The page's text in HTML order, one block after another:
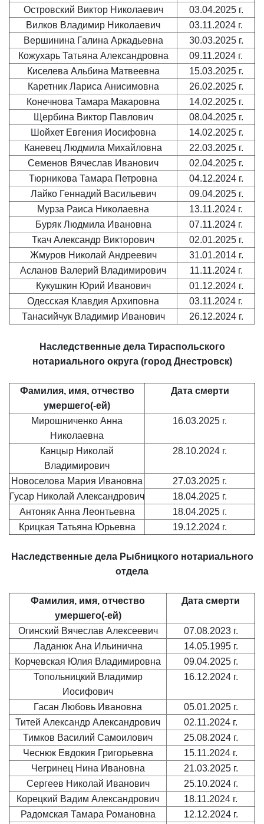
Островский Виктор Николаевич
03.04.2025 г.
Вилков Владимир Николаевич
03.11.2024 г.
Вершинина Галина Аркадьевна
30.03.2025 г.
Кожухарь Татьяна Александровна
09.11.2024 г.
Киселева Альбина Матвеевна
15.03.2025 г.
Каретник Лариса Анисимовна
26.02.2025 г.
Конечнова Тамара Макаровна
14.02.2025 г.
Щербина Виктор Павлович
08.04.2025 г.
Шойхет Евгения Иосифовна
14.02.2025 г.
Каневец Людмила Михайловна
22.03.2025 г.
Семенов Вячеслав Иванович
02.04.2025 г.
Тюрникова Тамара Петровна
04.12.2024 г.
Лайко Геннадий Васильевич
09.04.2025 г.
Мурза Раиса Николаевна
13.11.2024 г.
Буряк Людмила Ивановна
07.11.2024 г.
Ткач Александр Викторович
02.01.2025 г.
Жмуров Николай Андреевич
31.01.2014 г.
Асланов Валерий Владимирович
11.11.2024 г.
Кукушкин Юрий Иванович
01.12.2024 г.
Одесская Клавдия Архиповна
03.11.2024 г.
Танасийчук Владимир Иванович
26.12.2024 г.
Наследственные дела Тираспольского
нотариального округа (город Днестровск)
Фамилия, имя, отчество
умершего(-ей)
Дата смерти
Мирошниченко Анна
Николаевна
16.03.2025 г.
Канцыр Николай
Владимирович
28.10.2024 г.
Новоселова Мария Ивановна
27.03.2025 г.
Гусар Николай Александрович
18.04.2025 г.
Антоняк Анна Леонтьевна
18.04.2025 г.
Крицкая Татьяна Юрьевна
19.12.2024 г.
Наследственные дела Рыбницкого нотариального
отдела
Фамилия, имя, отчество
умершего(-ей)
Дата смерти
Огинский Вячеслав Алексеевич
07.08.2023 г.
Ладанюк Ана Ильинична
14.05.1995 г.
Корчевская Юлия Владимировна
09.04.2025 г.
Топольницкий Владимир
Иосифович
16.12.2024 г.
Гасан Любовь Ивановна
05.01.2025 г.
Титей Александр Александрович
02.11.2024 г.
Тимков Василий Самоилович
25.08.2024 г.
Чеснюк Евдокия Григорьевна
15.11.2024 г.
Чегринец Нина Ивановна
21.03.2025 г.
Сергеев Николай Иванович
25.10.2024 г.
Корецкий Вадим Александрович
18.11.2024 г.
Радомская Тамара Романовна
12.12.2024 г.